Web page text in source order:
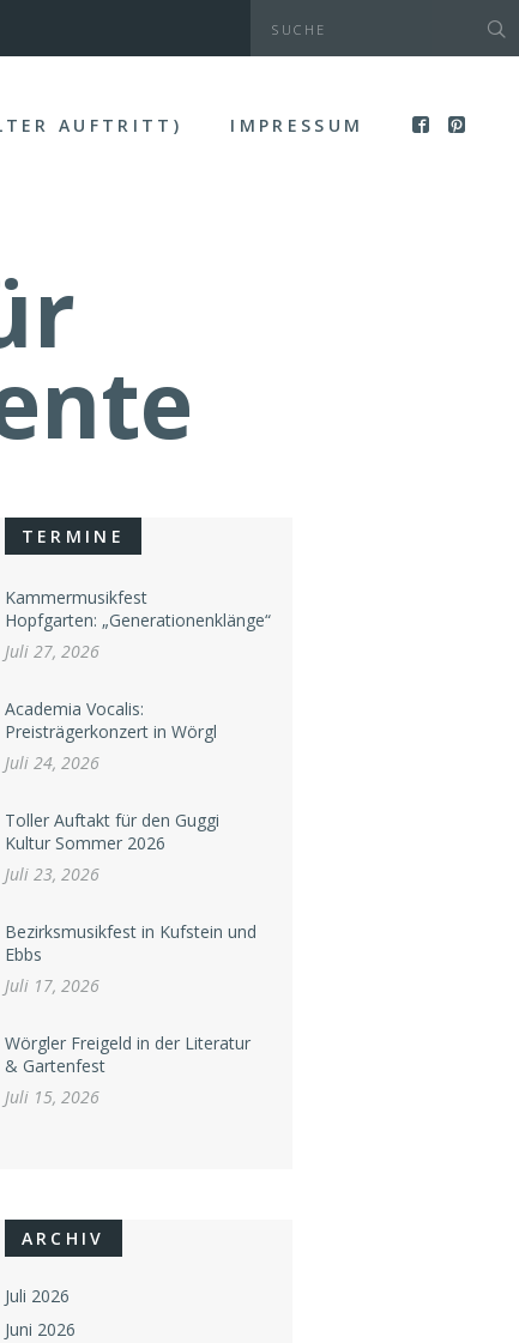
AUFTRITT) IMPRESSUM
TERMINE
Kammermusikfest
Hopfgarten: „Generationenklänge“
Juli 27, 2026
Academia Vocalis:
Preisträgerkonzert in Wörgl
Juli 24, 2026
Toller Auftakt für den Guggi
Kultur Sommer 2026
Juli 23, 2026
Bezirksmusikfest in Kufstein und
Ebbs
Juli 17, 2026
Wörgler Freigeld in der Literatur
& Gartenfest
Juli 15, 2026
ARCHIV
Juli 2026
Juni 2026